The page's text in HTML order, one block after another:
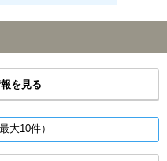
を見る
大10件）